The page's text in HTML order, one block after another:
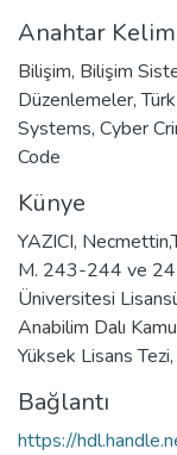
Anahtar
Bilişim, Bilişim
Düzenlemeler,
Systems, Cyber
Code
Künye
YAZICI,
M. 243-244 ve
Üniversitesi
Anabilim Dalı
Yüksek Lisans
Bağlantı
https://